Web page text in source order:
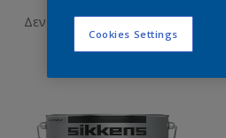
Δεν έχει επιλεγεί απόχρωση
Cookies Settings